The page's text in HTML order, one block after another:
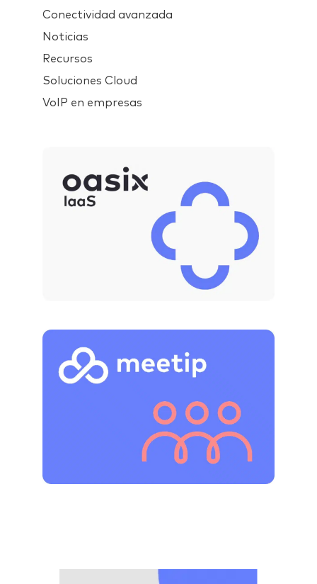
Conectividad avanzada
Noticias
Recursos
Soluciones Cloud
VoIP en empresas